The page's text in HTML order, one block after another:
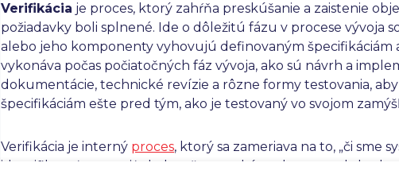
Verifikácia je proces, ktorý zahŕňa preskúšanie a zaistenie
požiadavky boli splnené. Ide o dôležitú fázu v procese vývoja
alebo jeho komponenty vyhovujú definovaným špecifikáciám
vykonáva počas počiatočných fáz vývoja, ako sú návrh a
dokumentácie, technické revízie a rôzne formy testovania,
špecifikáciám ešte pred tým, ako je testovaný vo svojom
Verifikácia je interný proces, ktorý sa zameriava na to, „či sme
identifikovať a opraviť chyby ešte predtým, ako sa produkt